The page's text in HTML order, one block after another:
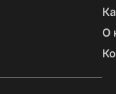
О